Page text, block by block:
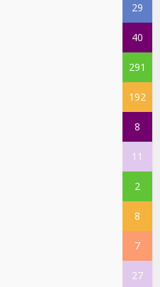
29
40
291
192
8
11
2
8
7
27